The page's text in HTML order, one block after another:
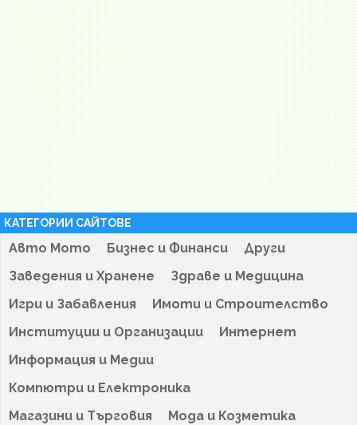
КАТЕГОРИИ САЙТОВЕ
Авто Мото Бизнес и Финанси
Други
Заведения и Хранене
Здраве и Медицина
Игри и Забавления
Имоти и Строителство
Институции и Организации
Интернет
Информация и Медии
Компютри и Електроника
Магазини и Търговия
Мода и Козметика